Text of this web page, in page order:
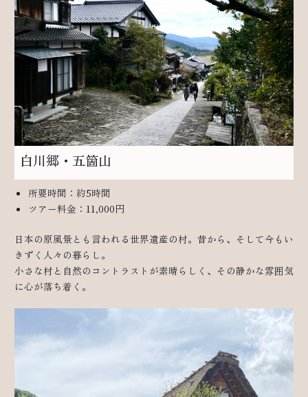
白川郷・五箇山
所要時間：約5時間
ツアー料金：11,000円
日本の原風景とも言われる世界遺産の村。昔から、そして今もい
きずく人々の暮らし。
小さな村と自然のコントラストが素晴らしく、その静かな雰囲気
に心が落ち着く。